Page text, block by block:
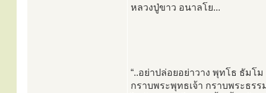
หลวงปู่ขาว อนาลโย...
“..อย่าปล่อยอย่าวาง พุทโธ ธัมโ
กราบพระพุทธเจ้า กราบพระธร